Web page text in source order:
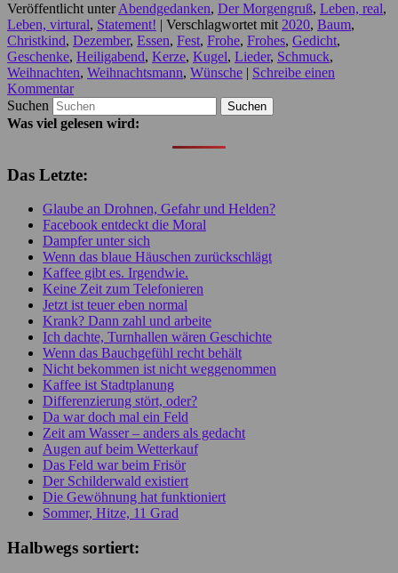
Veröffentlicht unter Abendgedanken, Der Morgengruß, Leben, real,
Leben, virtural, Statement! | Verschlagwortet mit 2020, Baum,
Christkind, Dezember, Essen, Fest, Frohe, Frohes, Gedicht,
Geschenke, Heiligabend, Kerze, Kugel, Lieder, Schmuck,
Weihnachten, Weihnachtsmann, Wünsche | Schreibe einen
Kommentar
Suchen
Was viel gelesen wird:
Das Letzte:
Glaube an Drohnen, Gefahr und Helden?
Facebook entdeckt die Moral
Dampfer unter sich
Wenn das blaue Häuschen zurückschlägt
Kaffee gibt es. Irgendwie.
Keine Zeit zum Telefonieren
Jetzt ist teuer eben normal
Krank? Dann zahl und arbeite
Ich dachte, Turnhallen wären Geschichte
Wenn das Bauchgefühl recht behält
Nicht bekommen ist nicht weggenommen
Kaffee ist Stadtplanung
Differenzierung stört, oder?
Da war doch mal ein Feld
Zeit am Wasser – anders als gedacht
Augen auf beim Wetterkauf
Das Feld war beim Frisör
Der Schilderwald existiert
Die Gewöhnung hat funktioniert
Sommer, Hitze, 11 Grad
Halbwegs sortiert: